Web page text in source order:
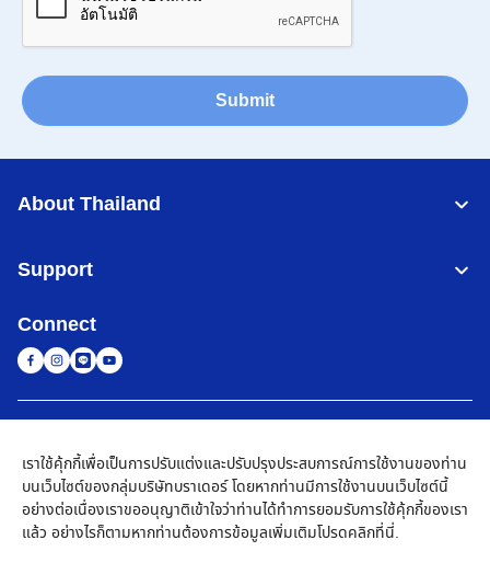
Submit
About Thailand
Support
Connect
นโยบายความเป็นส่วนตัว เงื่อนไขการใช้งาน แผนผังเว็บไซต์ ไปที่โกลบอลไซต์
©2026BROTHER COMMERCIAL (THAILAND) LTD. All Rights
Reserved
เราใช้คุ้กกี้เพื่อเป็นการปรับแต่งและปรับปรุงประสบการณ์การใช้งานของท่าน
บนเว็บไซต์ของกลุ่มบริษัทบราเดอร์ โดยหากท่านมีการใช้งานบนเว็บไซต์นี้
อย่างต่อเนื่องเราขออนุญาติเข้าใจว่าท่านได้ทำการยอมรับการใช้คุ้กกี้ของเรา
แล้ว อย่างไรก็ตามหากท่านต้องการข้อมูลเพิ่มเติมโปรดคลิกที่นี่.